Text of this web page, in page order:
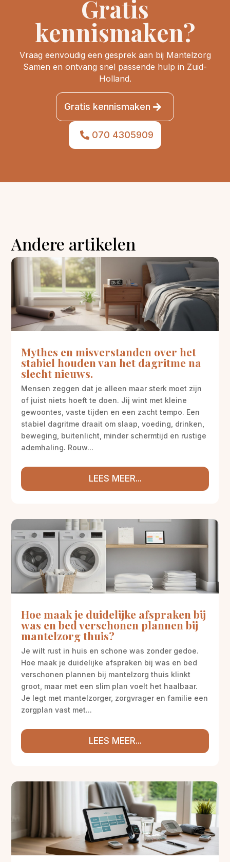
Gratis
kennismaken?
Vraag eenvoudig een gesprek aan bij Mantelzorg
Samen en ontvang snel passende hulp in Zuid-
Holland.
Gratis kennismaken
070 4305909
Andere artikelen
Mythes en misverstanden over het
stabiel houden van het dagritme na
slecht nieuws.
Mensen zeggen dat je alleen maar sterk moet zijn
of juist niets hoeft te doen. Jij wint met kleine
gewoontes, vaste tijden en een zacht tempo. Een
stabiel dagritme draait om slaap, voeding, drinken,
beweging, buitenlicht, minder schermtijd en rustige
ademhaling. Rouw...
LEES MEER...
Hoe maak je duidelijke afspraken bij
was en bed verschonen plannen bij
mantelzorg thuis?
Je wilt rust in huis en schone was zonder gedoe.
Hoe maak je duidelijke afspraken bij was en bed
verschonen plannen bij mantelzorg thuis klinkt
groot, maar met een slim plan voelt het haalbaar.
Je legt met mantelzorger, zorgvrager en familie een
zorgplan vast met...
LEES MEER...